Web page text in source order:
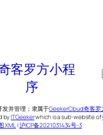
发并管理；隶属于GeekerCloud奇客罗
byITGeekerwhich is a sub-website of
XML |沪ICP备2021031434号-3